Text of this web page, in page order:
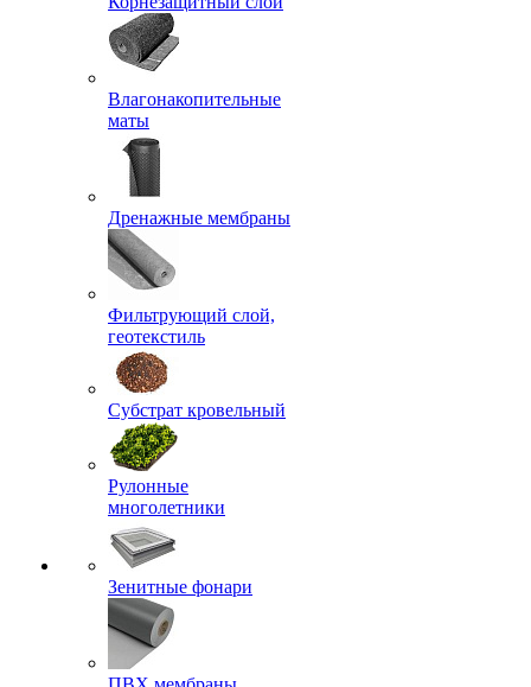
Влагонакопительные
маты
Дренажные мембраны
Фильтрующий слой,
геотекстиль
Субстрат кровельный
Рулонные
многолетники
Зенитные фонари